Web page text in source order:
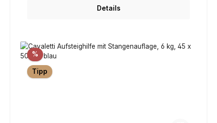
Details
%Rabatt
Tipp